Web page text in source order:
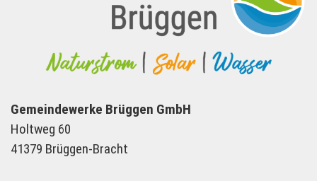
Gemeindewerke Brüggen GmbH
Holtweg 60
41379 Brüggen-Bracht